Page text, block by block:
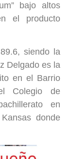
bajo altos
el producto
siendo la
Delgado es la
en el Barrio
Colegio de
en
donde